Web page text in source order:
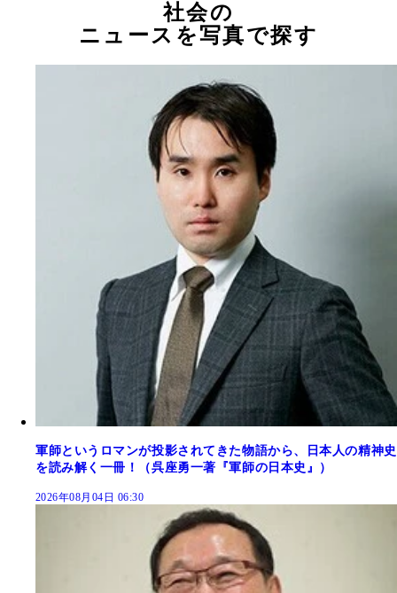
社会の
ニュースを写真で探す
軍師というロマンが投影されてきた物語から、日本人の精神史
を読み解く一冊！（呉座勇一著『軍師の日本史』）
2026年08月04日 06:30